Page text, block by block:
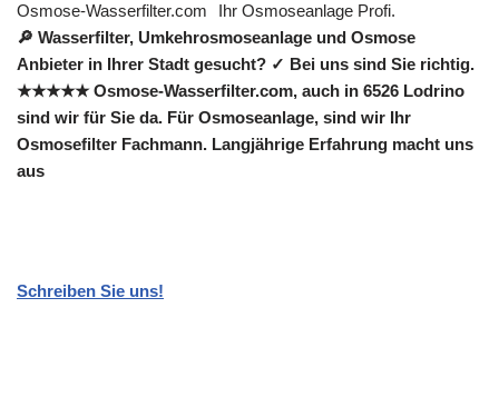
Osmose-Wasserfilter.com
Ihr Osmoseanlage Profi.
🔎 Wasserfilter, Umkehrosmoseanlage und Osmose
Anbieter in Ihrer Stadt gesucht? ✓ Bei uns sind Sie richtig.
★★★★★ Osmose-Wasserfilter.com, auch in 6526 Lodrino
sind wir für Sie da. Für Osmoseanlage, sind wir Ihr
Osmosefilter Fachmann. Langjährige Erfahrung macht uns
aus
Schreiben Sie uns!